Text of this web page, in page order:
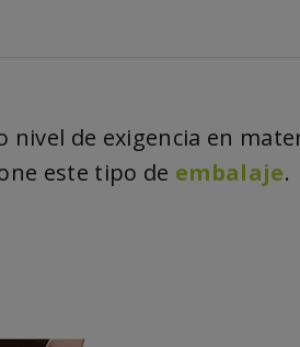
de exigencia en
este tipo de embalaje.